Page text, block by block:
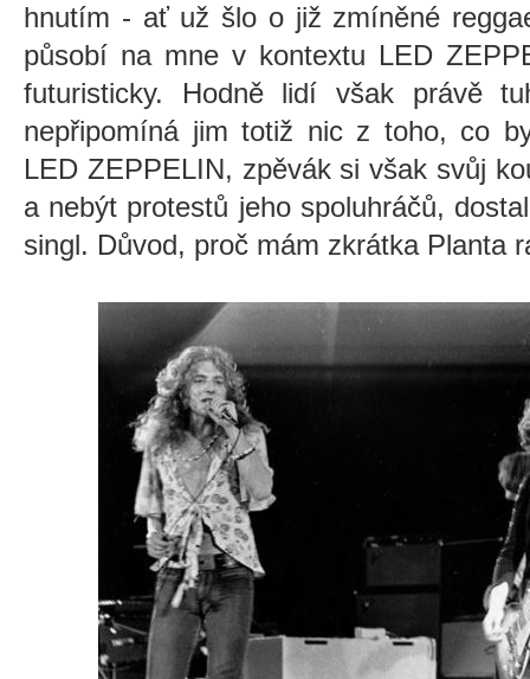
hnutím - ať už šlo o již zmíněné
působí na mne v kontextu LED
futuristicky. Hodně lidí však právě
nepřipomíná jim totiž nic z toho, co
LED ZEPPELIN, zpěvák si však svůj
a nebýt protestů jeho spoluhráčů,
singl. Důvod, proč mám zkrátka Planta